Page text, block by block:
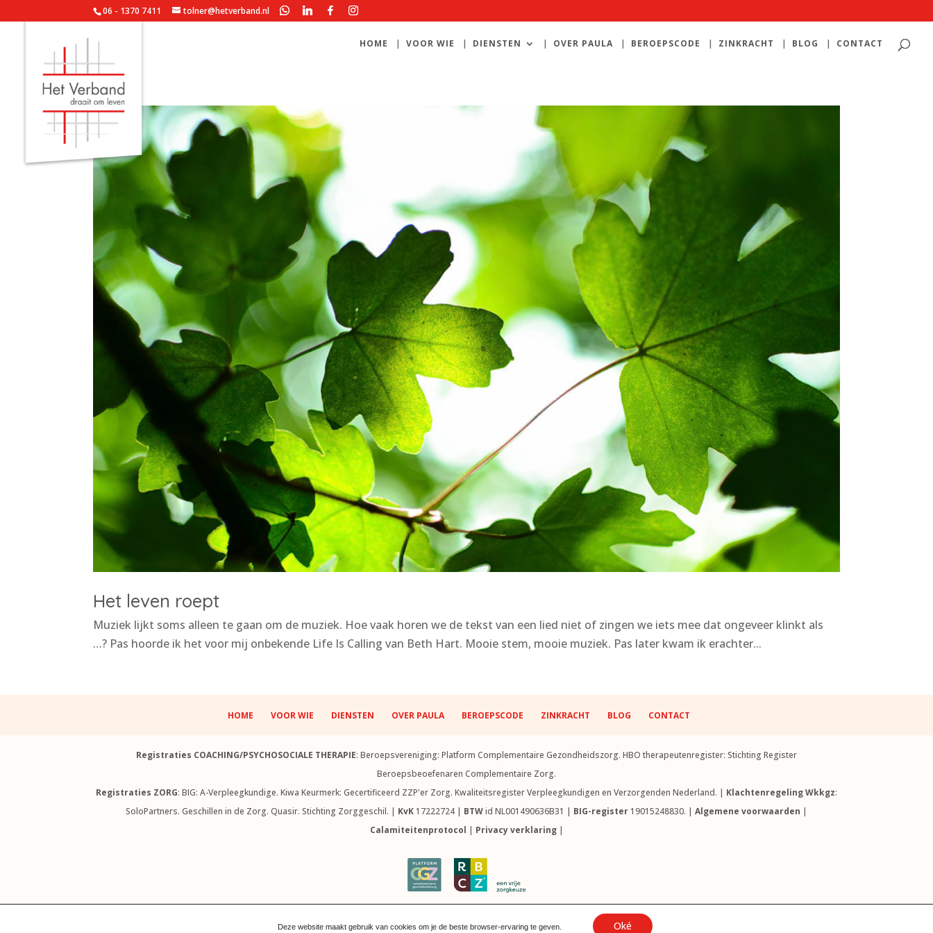
06 - 1370 7411 tolner@hetverband.nl
HOME VOOR WIE DIENSTEN OVER PAULA BEROEPSCODE ZINKRACHT BLOG CONTACT
Het leven roept
Muziek lijkt soms alleen te gaan om de muziek. Hoe vaak horen we de tekst van een lied niet of zingen we iets mee dat ongeveer klinkt als
…? Pas hoorde ik het voor mij onbekende Life Is Calling van Beth Hart. Mooie stem, mooie muziek. Pas later kwam ik erachter...
HOME VOOR WIE DIENSTEN OVER PAULA BEROEPSCODE ZINKRACHT BLOG CONTACT
Registraties COACHING/PSYCHOSOCIALE THERAPIE: Beroepsvereniging: Platform Complementaire Gezondheidszorg. HBO therapeutenregister: Stichting Register
Beroepsbeoefenaren Complementaire Zorg.
Registraties ZORG: BIG: A-Verpleegkundige. Kiwa Keurmerk: Gecertificeerd ZZP'er Zorg. Kwaliteitsregister Verpleegkundigen en Verzorgenden Nederland. | Klachtenregeling Wkkgz:
SoloPartners. Geschillen in de Zorg. Quasir. Stichting Zorggeschil. | KvK 17222724 | BTWid NL001490636B31 | BIG-register 19015248830. | Algemene voorwaarden |
Calamiteitenprotocol | Privacy verklaring|
© Niets van deze website mag worden nagemaakt of gereproduceerd zonder uitdrukkelijke toestemming van Paula Tolner van Het Verband.
Website door Grafidi | Els Ruiters ©2026
Deze website maakt gebruik van cookies om je de beste browser-ervaring te geven. Oké